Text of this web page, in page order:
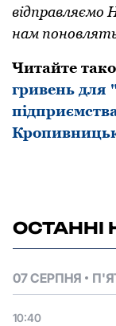
відправляємо
нам
Читайте
гривень для
ОСТАННІ
07 СЕРПНЯ
10:40